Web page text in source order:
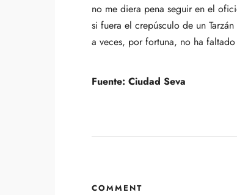
no me diera pena seguir en el
si fuera el crepúsculo de un
a veces, por fortuna, no ha
Fuente: Ciudad Seva
COMMENT